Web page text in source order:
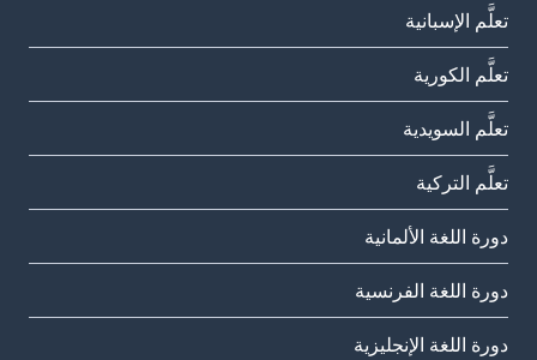
تعلَّم الإسبانية
تعلَّم الكورية
تعلَّم السويدية
تعلَّم التركية
دورة اللغة الألمانية
دورة اللغة الفرنسية
دورة اللغة الإنجليزية